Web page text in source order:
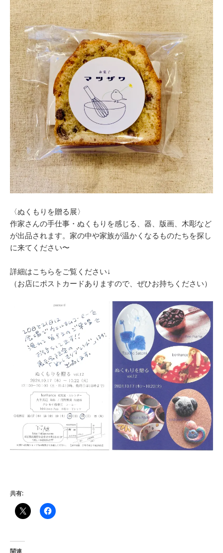
〈ぬくもりを贈る展〉
作家さんの手仕事・ぬくもりを感じる、器、版画、木彫など
が出品されます。家の中や家族が温かくなるものたちを探し
に来てください〜
詳細はこちらをご覧ください↓
（お店にポストカードありますので、ぜひお持ちください）
共有: